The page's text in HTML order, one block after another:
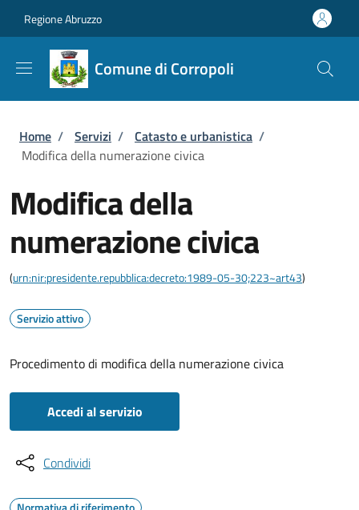
Regione Abruzzo
Comune di Corropoli
Briciole di pane
Home / Servizi / Catasto e urbanistica /
Modifica della numerazione civica
Modifica della
numerazione civica
(urn:nir:presidente.repubblica:decreto:1989-05-30;223~art43)
Servizio attivo
Procedimento di modifica della numerazione civica
Accedi al servizio
Condividi